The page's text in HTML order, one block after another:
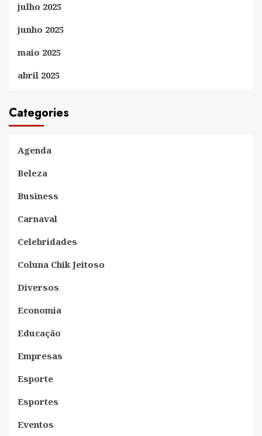
julho 2025
junho 2025
maio 2025
abril 2025
Categories
Agenda
Beleza
Business
Carnaval
Celebridades
Coluna Chik Jeitoso
Diversos
Economia
Educação
Empresas
Esporte
Esportes
Eventos